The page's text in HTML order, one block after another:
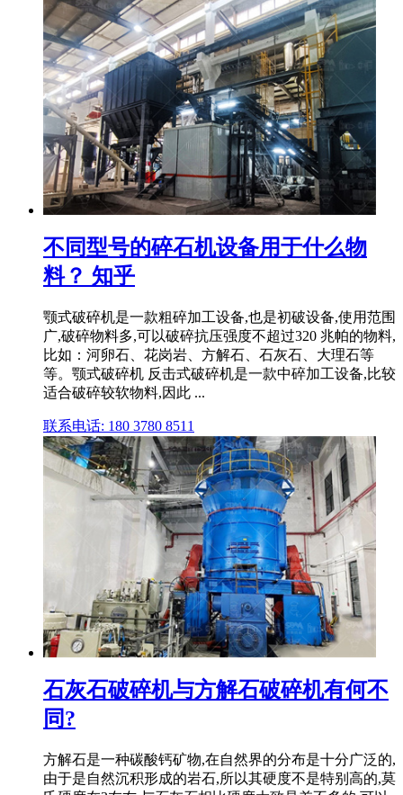
不同型号的碎石机设备用于什么物
料？ 知乎
颚式破碎机是一款粗碎加工设备,也是初破设备,使用范围
广,破碎物料多,可以破碎抗压强度不超过320 兆帕的物料,
比如：河卵石、花岗岩、方解石、石灰石、大理石等
等。颚式破碎机 反击式破碎机是一款中碎加工设备,比较
适合破碎较软物料,因此 ...
联系电话: 180 3780 8511
石灰石破碎机与方解石破碎机有何不
同?
方解石是一种碳酸钙矿物,在自然界的分布是十分广泛的,
由于是自然沉积形成的岩石,所以其硬度不是特别高的,莫